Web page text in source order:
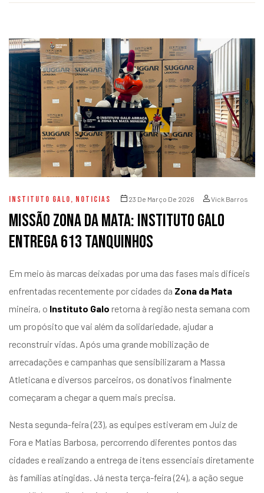
INSTITUTO GALO, NOTICIAS 23 De Março De 2026 Vick Barros
Missão Zona da Mata: Instituto Galo
entrega 613 tanquinhos
Em meio às marcas deixadas por uma das fases mais difíceis
enfrentadas recentemente por cidades da Zona da Mata
mineira, o Instituto Galo retorna à região nesta semana com
um propósito que vai além da solidariedade, ajudar a
reconstruir vidas. Após uma grande mobilização de
arrecadações e campanhas que sensibilizaram a Massa
Atleticana e diversos parceiros, os donativos finalmente
começaram a chegar a quem mais precisa.
Nesta segunda-feira (23), as equipes estiveram em Juiz de
Fora e Matias Barbosa, percorrendo diferentes pontos das
cidades e realizando a entrega de itens essenciais diretamente
às famílias atingidas. Já nesta terça-feira (24), a ação segue